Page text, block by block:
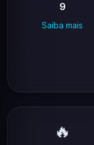
9
Saiba mais
🔥